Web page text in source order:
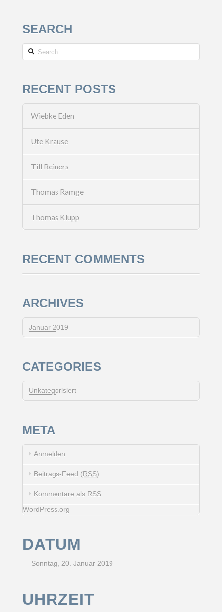
SEARCH
Search
RECENT POSTS
Wiebke Eden
Ute Krause
Till Reiners
Thomas Ramge
Thomas Klupp
RECENT COMMENTS
ARCHIVES
Januar 2019
CATEGORIES
Unkategorisiert
META
Anmelden
Beitrags-Feed (RSS)
Kommentare als RSS
WordPress.org
DATUM
Sonntag, 20. Januar 2019
UHRZEIT